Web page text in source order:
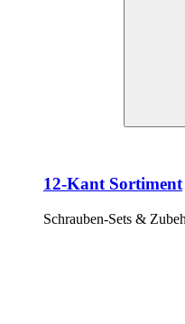
12-Kant Sortiment
Schrauben-Sets &